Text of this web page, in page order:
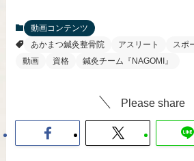
動画コンテンツ
あかまつ鍼灸整骨院
アスリート スポ
動画
資格 鍼灸チーム『NAGOMI』
Please share